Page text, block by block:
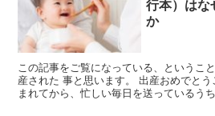
行本）はな
か
この記事をご覧になっている、というこ
産された 事と思います。 出産おめでと
まれてから、忙しい毎日を送っているう